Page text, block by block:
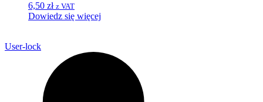
6,50 zł z VAT
Dowiedz się więcej
User-lock